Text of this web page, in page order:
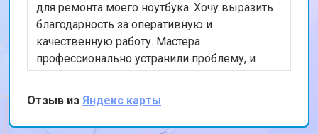
для ремонта моего ноутбука. Хочу выразить
благодарность за оперативную и
качественную работу. Мастера
профессионально устранили проблему, и
теперь мой ноутбук работает безупречно.
Особенно порадовало, что ремонт был
выполнен в тот же день. Спасибо за вашу
работу!
Отзыв из Яндекс карты